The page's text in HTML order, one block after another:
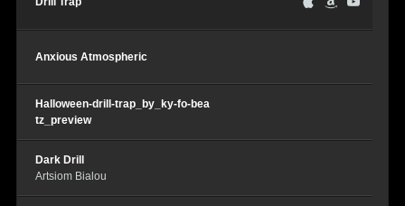
Anxious Atmospheric
Halloween-drill-trap_by_ky-fo-bea
tz_preview
Dark Drill
Artsiom Bialou